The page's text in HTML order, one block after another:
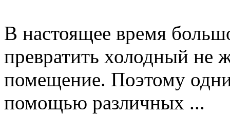
В настоящее время
превратить холодный не
помещение. Поэтому
помощью различных ...